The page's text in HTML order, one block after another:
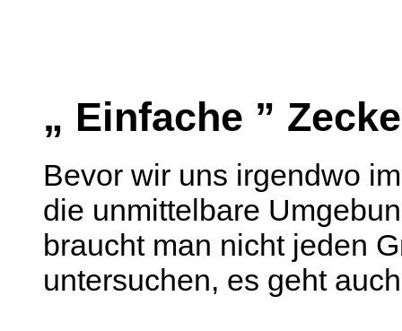
„ Einfache ”
Bevor wir uns irgendwo
die unmittelbare
braucht man nicht jeden
untersuchen, es geht